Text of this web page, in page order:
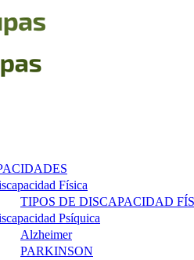
Física
TIPOS DE DISCAPACIDAD
Psíquica
Alzheimer
PARKINSON